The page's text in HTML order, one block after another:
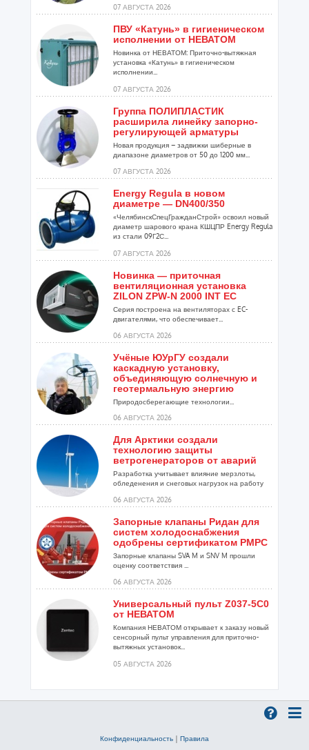
07 АВГУСТА 2026
ПВУ «Катунь» в гигиеническом
исполнении от НЕВАТОМ
Новинка от НЕВАТОМ: Приточно-вытяжная
установка «Катунь» в гигиеническом
исполнении...
07 АВГУСТА 2026
Группа ПОЛИПЛАСТИК
расширила линейку запорно-
регулирующей арматуры
Новая продукция – задвижки шиберные в
диапазоне диаметров от 50 до 1200 мм...
07 АВГУСТА 2026
Energy Regula в новом
диаметре — DN400/350
«ЧелябинскСпецГражданСтрой» освоил новый
диаметр шарового крана КШЦПР Energy Regula
из стали 09Г2С...
07 АВГУСТА 2026
Новинка — приточная
вентиляционная установка
ZILON ZPW-N 2000 INT EC
Серия построена на вентиляторах с EC-
двигателями, что обеспечивает...
06 АВГУСТА 2026
Учёные ЮУрГУ создали
каскадную установку,
объединяющую солнечную и
геотермальную энергию
Природосберегающие технологии...
06 АВГУСТА 2026
Для Арктики создали
технологию защиты
ветрогенераторов от аварий
Разработка учитывает влияние мерзлоты,
обледенения и снеговых нагрузок на работу
06 АВГУСТА 2026
Запорные клапаны Ридан для
систем холодоснабжения
одобрены сертификатом РМРС
Запорные клапаны SVA M и SNV M прошли
оценку соответствия ...
06 АВГУСТА 2026
Универсальный пульт Z037-5C0
от НЕВАТОМ
Компания НЕВАТОМ открывает к заказу новый
сенсорный пульт управления для приточно-
вытяжных установок...
05 АВГУСТА 2026
расширения ...
Конфиденциальность | Правила